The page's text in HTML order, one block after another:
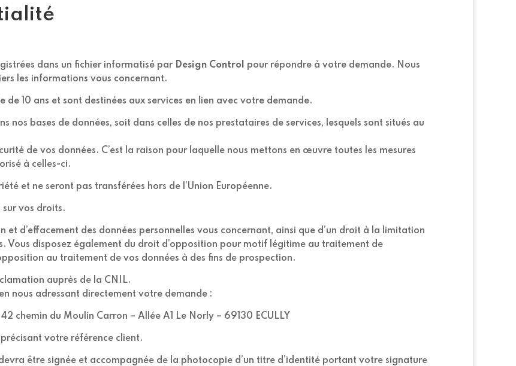
dans un fichier informatisé par Design Control
pour répondre à votre demande. Nous
les informations vous concernant.
de 10 ans et sont destinées aux services en lien avec votre demande.
nos bases de données, soit dans celles de nos prestataires de services, lesquels sont situés au
de vos données. C’est la raison pour laquelle nous mettons en œuvre toutes les mesures
à celles-ci.
et ne seront pas transférées hors de l’Union Européenne.
vos droits.
et d’effacement des données personnelles vous concernant, ainsi que d’un droit à la limitation
Vous disposez également du droit d’opposition pour motif légitime au traitement de
au traitement de vos données à des fins de prospection.
auprès de la CNIL.
nous adressant directement votre demande :
chemin du Moulin Carron – Allée A1 Le Norly – 69130 ECULLY
votre référence client.
être signée et accompagnée de la photocopie d’un titre d’identité portant votre signature